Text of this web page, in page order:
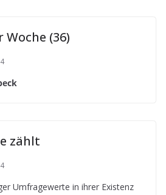
(36)
zählt
Umfragewerte in ihrer Existenz